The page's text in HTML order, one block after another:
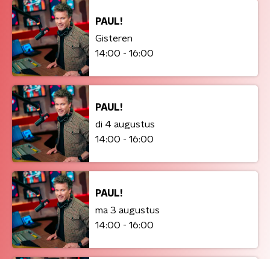
PAUL!
Gisteren
14:00 - 16:00
PAUL!
di 4 augustus
14:00 - 16:00
PAUL!
ma 3 augustus
14:00 - 16:00